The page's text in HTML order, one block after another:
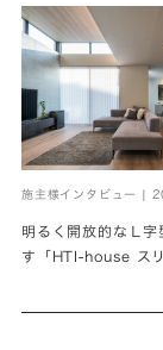
施主様インタビュー |
明るく開放的なＬ字
す「HTI-house スリ